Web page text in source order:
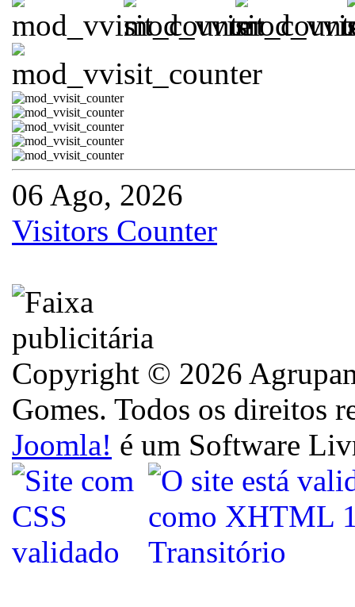
06 Ago, 2026
Visitors Counter
Copyright © 2026
Gomes. Todos os direitos
Joomla! é um Software